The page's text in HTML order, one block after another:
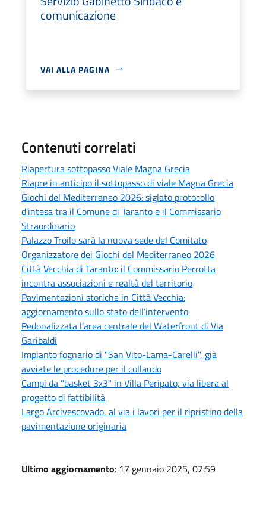
comunicazione
VAI ALLA PAGINA
Contenuti correlati
Riapertura sottopasso Viale Magna Grecia
Riapre in anticipo il sottopasso di viale Magna Grecia
Giochi del Mediterraneo 2026: siglato protocollo
d’intesa tra il Comune di Taranto e il Commissario
Straordinario
Palazzo Troilo sarà la nuova sede del Comitato
Organizzatore dei Giochi del Mediterraneo 2026
Città Vecchia di Taranto: il Commissario Perrotta
incontra associazioni e realtà del territorio
Pavimentazioni storiche in Città Vecchia:
aggiornamento sullo stato dell’intervento
Pedonalizzata l’area centrale del Waterfront di Via
Garibaldi
Impianto fognario di "San Vito-Lama-Carelli", già
avviate le procedure per il collaudo
Campi da "basket 3x3" in Villa Peripato, via libera al
progetto di fattibilità
Largo Arcivescovado, al via i lavori per il ripristino della
pavimentazione originaria
Ultimo aggiornamento: 17 gennaio 2025, 07:59